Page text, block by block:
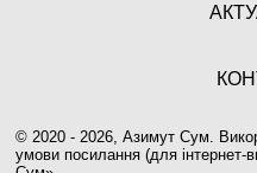
© 2020 - 2026, Азимут Сум.
умови посилання (для інтернет-